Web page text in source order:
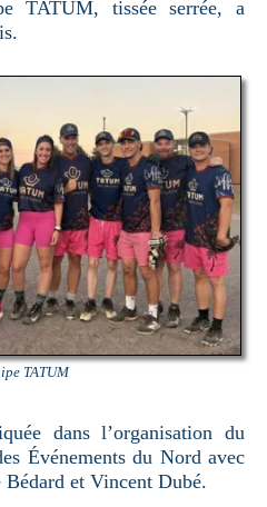
TATUM, tissée serrée, a
TATUM
dans l’organisation du
Événements du Nord avec
Bédard et Vincent Dubé.